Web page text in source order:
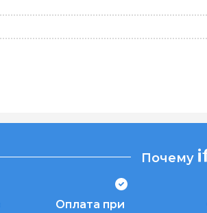
Почему
Оплата при